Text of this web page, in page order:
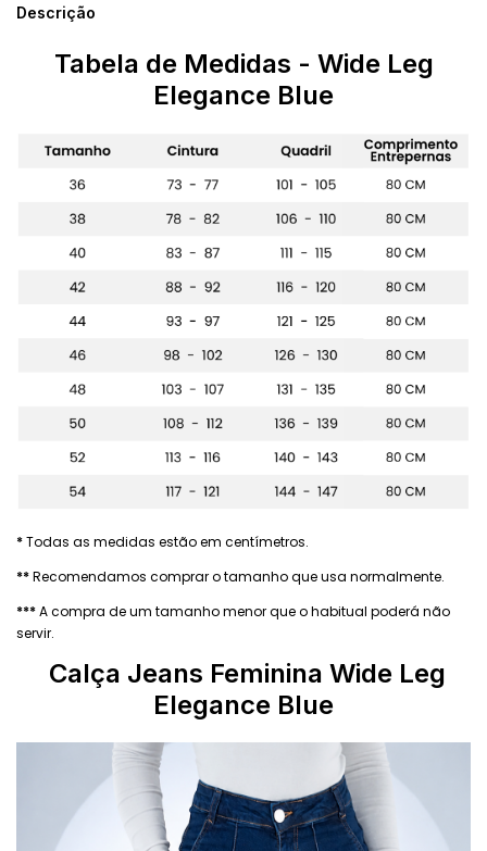
Descrição
Tabela de Medidas - Wide Leg
Elegance Blue
*Todas as medidas estão em centímetros.
**Recomendamos comprar o tamanho que usa normalmente.
***A compra de um tamanho menor que o habitual poderá não
servir.
Calça Jeans Feminina Wide Leg
Elegance Blue